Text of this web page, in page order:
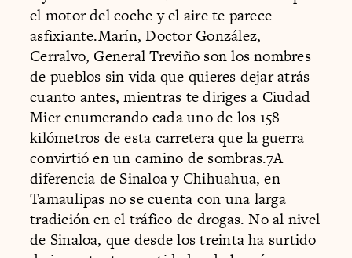
el motor del coche y el aire te parece
asfixiante.Marín, Doctor González,
Cerralvo, General Treviño son los nombres
de pueblos sin vida que quieres dejar atrás
cuanto antes, mientras te diriges a Ciudad
Mier enumerando cada uno de los 158
kilómetros de esta carretera que la guerra
convirtió en un camino de sombras.7A
diferencia de Sinaloa y Chihuahua, en
Tamaulipas no se cuenta con una larga
tradición en el tráfico de drogas. No al nivel
de Sinaloa, que desde los treinta ha surtido